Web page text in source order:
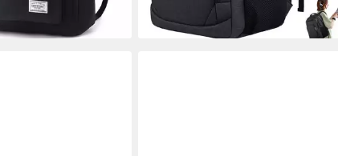
Arbeit Business Freizeit Reisen